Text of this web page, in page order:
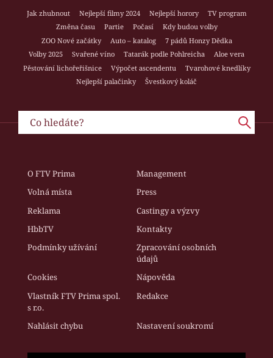
Jak zhubnout Nejlepší filmy 2024 Nejlepší horory
TV program
Změna času
Partie Počasí
Kdy budou volby
ZOO Nové začátky
Auto – katalog
7 pádů Honzy Dědka
Volby 2025
Svařené víno Tatarák podle Pohlreicha
Aloe vera
Pěstování lichořeřišnice
Výpočet ascendentu
Tvarohové knedlíky
Nejlepší palačinky
Švestkový koláč
O FTV Prima
Management
Volná místa
Press
Reklama
Castingy a výzvy
HbbTV
Kontakty
Podmínky užívání
Zpracování osobních
údajů
Cookies
Nápověda
Vlastník FTV Prima spol.
s r.o.
Redakce
Nahlásit chybu Nastavení soukromí